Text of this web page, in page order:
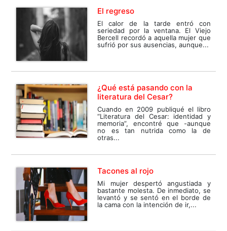
El regreso
El calor de la tarde entró con
seriedad por la ventana. El Viejo
Bercell recordó a aquella mujer que
sufrió por sus ausencias, aunque...
¿Qué está pasando con la
literatura del Cesar?
Cuando en 2009 publiqué el libro
“Literatura del Cesar: identidad y
memoria”, encontré que -aunque
no es tan nutrida como la de
otras...
Tacones al rojo
Mi mujer despertó angustiada y
bastante molesta. De inmediato, se
levantó y se sentó en el borde de
la cama con la intención de ir,...